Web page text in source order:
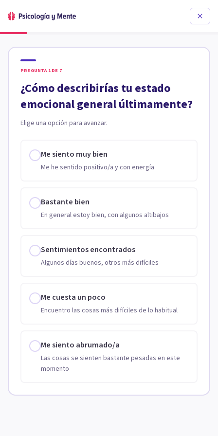
PREGUNTA 1 DE 7
¿Cómo describirías tu estado
emocional general últimamente?
Elige una opción para avanzar.
Me siento muy bien
Me he sentido positivo/a y con energía
Bastante bien
En general estoy bien, con algunos altibajos
Sentimientos encontrados
Algunos días buenos, otros más difíciles
Me cuesta un poco
Encuentro las cosas más difíciles de lo habitual
Me siento abrumado/a
Las cosas se sienten bastante pesadas en este
momento